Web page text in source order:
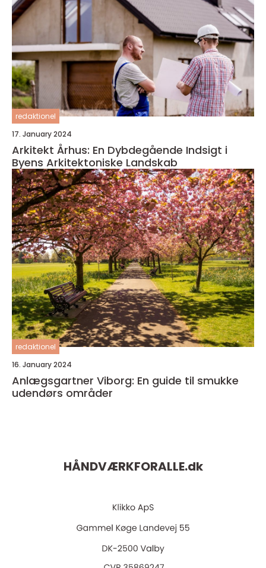
redaktionel
17. January 2024
Arkitekt Århus: En Dybdegående Indsigt i
Byens Arkitektoniske Landskab
redaktionel
16. January 2024
Anlægsgartner Viborg: En guide til smukke
udendørs områder
HÅNDVÆRKFORALLE.dk